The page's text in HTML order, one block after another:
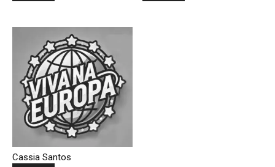
Cassia Santos